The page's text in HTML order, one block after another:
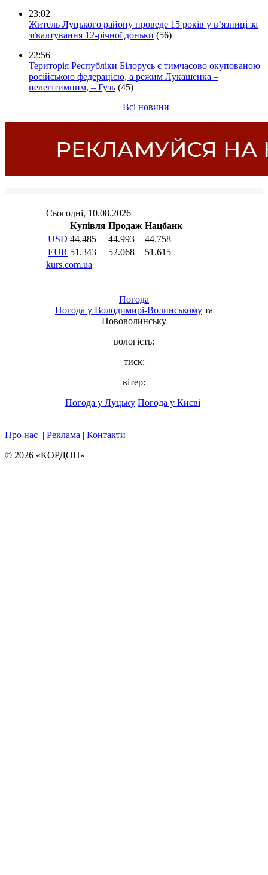
23:02
Житель Луцького району проведе 15 років у в’язниці за
зґвалтування 12-річної доньки (56)
22:56
Територія Республіки Білорусь є тимчасово окупованою
російською федерацією, а режим Лукашенка –
нелегітимним, – Гузь (45)
Всі новини
Погода
Погода у Володимирі-Волинському та
Нововолинську
вологість:
тиск:
вітер:
Погода у Луцьку Погода у Києві
Про нас | Реклама | Контакти
© 2026 «КОРДОН»